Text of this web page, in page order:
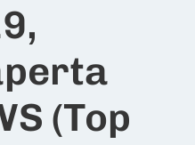
(Top